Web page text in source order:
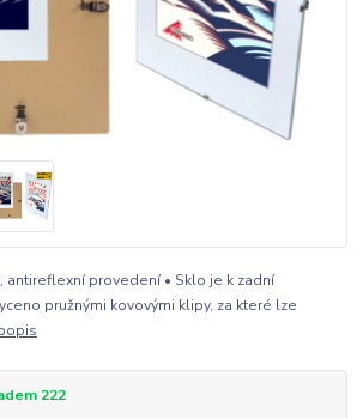
antireflexní provedení • Sklo je k zadní
pružnými kovovými klipy, za které lze
222